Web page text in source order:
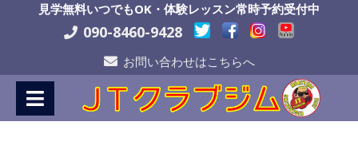
見学無料いつでもOK・体験レッスン常時予約受付中
090-8460-9428
お問い合わせはこちらへ